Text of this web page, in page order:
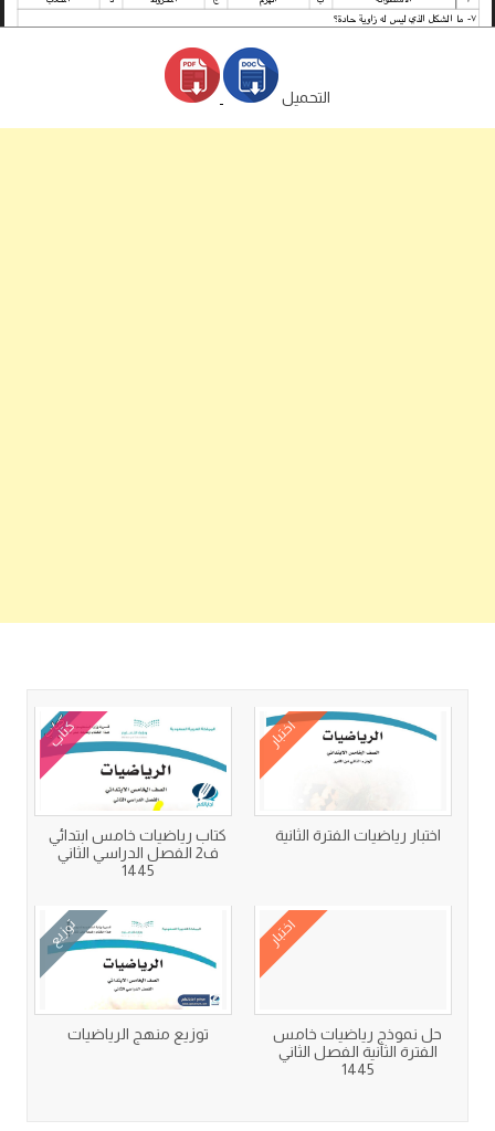
التحميل
اختبار
اختبار رياضيات الفترة الثانية
كتاب
كتاب رياضيات خامس ابتدائي
ف2 الفصل الدراسي الثاني
1445
اختبار
حل نموذج رياضيات خامس
الفترة الثانية الفصل الثاني
1445
توزيع
توزيع منهج الرياضيات